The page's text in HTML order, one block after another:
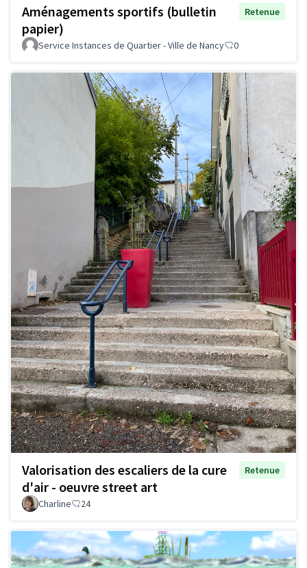
Aménagements sportifs (bulletin
papier)
Retenue
Service Instances de Quartier - Ville de Nancy 0
Valorisation des escaliers de la cure
d'air - oeuvre street art
Retenue
Charline 24